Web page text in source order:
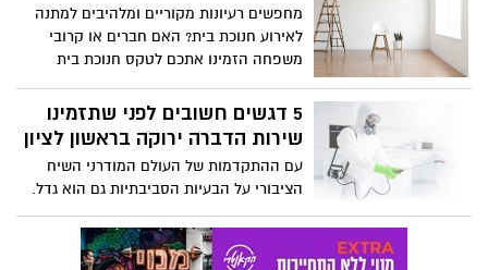
מחפשים רעיונות מקוריים ומלהיבים למתנה
לאירוע חנוכת בית? האם חברים או קרובי
משפחה הזמינו אתכם לטקס חנוכת בית
לאירוע המרגש והמשמח? אילו מתנות נהוג
להביא לחנוכת בית אצל חברים טובים, קולגות
מהעבודה או קרובי משפחה?
5 דגשים חשובים לפני שתזמינו
שירות הדברה ירוקה בראשון לציון
עם ההתקדמות של העולם המודרני השיח
הציבורי על הבעיות הסביבתיות גם הוא גדל.
תחומים רבים שלא היינו מסתכלים עליהם עד
לא מזמן הפכו להיות חלק חשוב משגרת חיינו.
רבים האנשים שבוחרים לבצע שינויים בחייהם